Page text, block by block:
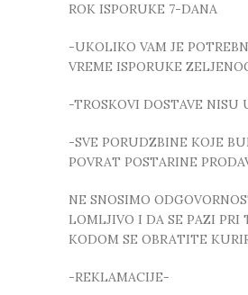
ROK ISPORUKE 7-DANA
-UKOLIKO VAM JE
VREME ISPORUKE
-TROSKOVI DOSTAVE NISU
-SVE PORUDZBINE KOJE
POVRAT POSTARINE
NE SNOSIMO
LOMLJIVO I DA SE PAZI PRI
KODOM SE OBRATITE
-REKLAMACIJE-